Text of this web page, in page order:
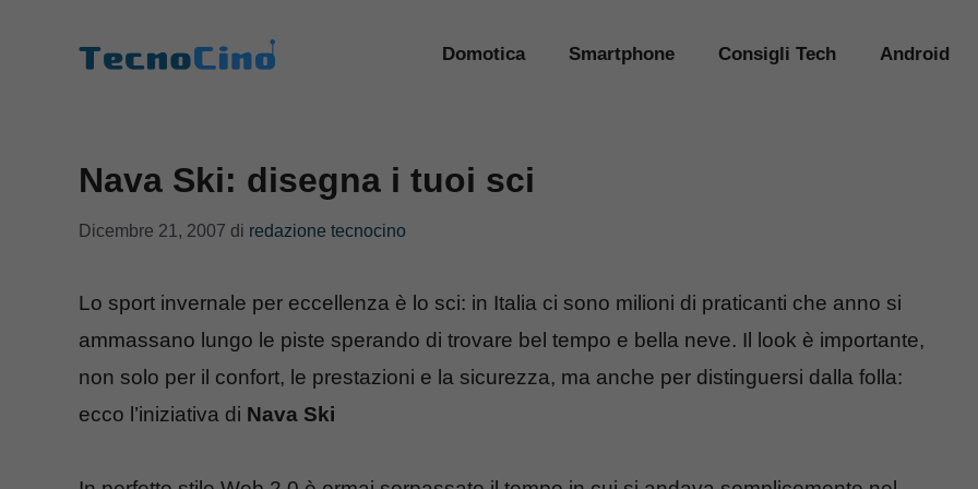
Domotica Smartphone Consigli Tech Android
Nava Ski: disegna i tuoi sci
Dicembre 21, 2007 di redazione tecnocino
Lo sport invernale per eccellenza è lo sci: in Italia ci sono milioni di praticanti che anno si
ammassano lungo le piste sperando di trovare bel tempo e bella neve. Il look è importante,
non solo per il confort, le prestazioni e la sicurezza, ma anche per distinguersi dalla folla:
ecco l’iniziativa di Nava Ski